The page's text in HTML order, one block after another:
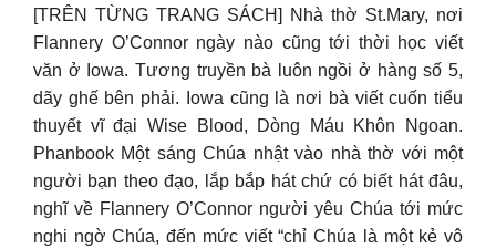
[TRÊN TỪNG TRANG SÁCH] Nhà thờ St.Mary, nơi
Flannery O’Connor ngày nào cũng tới thời học viết
văn ở Iowa. Tương truyền bà luôn ngồi ở hàng số 5,
dãy ghế bên phải. Iowa cũng là nơi bà viết cuốn tiểu
thuyết vĩ đại Wise Blood, Dòng Máu Khôn Ngoan.
Phanbook Một sáng Chúa nhật vào nhà thờ với một
người bạn theo đạo, lắp bắp hát chứ có biết hát đâu,
nghĩ về Flannery O’Connor người yêu Chúa tới mức
nghi ngờ Chúa, đến mức viết “chỉ Chúa là một kẻ vô